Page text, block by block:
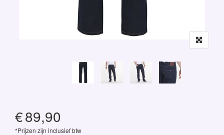
€89,90
*Prijzen zijn inclusief btw